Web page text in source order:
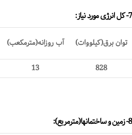
7- کل انرژی مورد نیاز:
توان برق(کیلووات) آب روزانه(مترمکعب)
828
13
8- زمین و ساختمانها(مترمربع):